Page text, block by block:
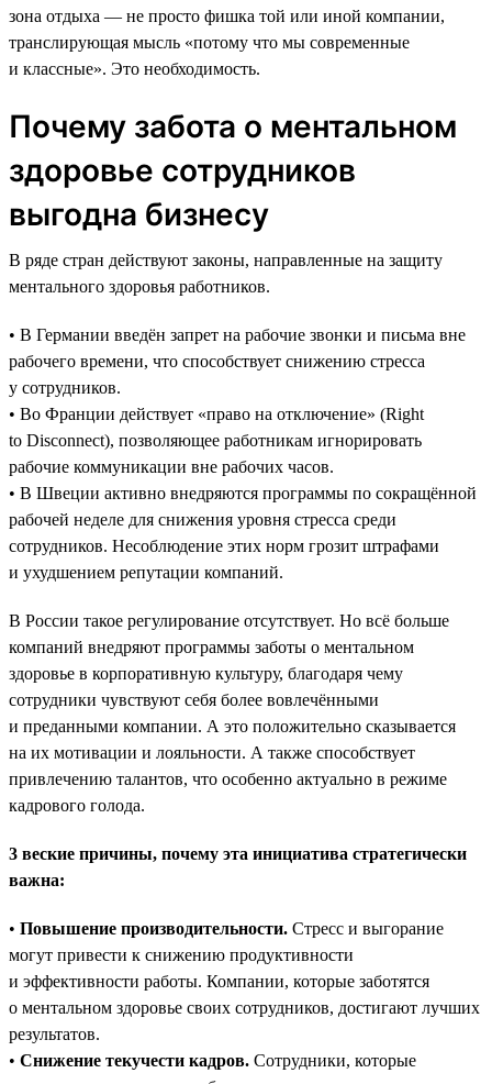
зона отдыха — не просто фишка той или иной компании,
транслирующая мысль «потому что мы современные
и классные». Это необходимость.
Почему забота о ментальном
здоровье сотрудников
выгодна бизнесу
В ряде стран действуют законы, направленные на защиту
ментального здоровья работников.
• В Германии введён запрет на рабочие звонки и письма вне
рабочего времени, что способствует снижению стресса
у сотрудников.
• Во Франции действует «право на отключение» (Right
to Disconnect), позволяющее работникам игнорировать
рабочие коммуникации вне рабочих часов.
• В Швеции активно внедряются программы по сокращённой
рабочей неделе для снижения уровня стресса среди
сотрудников. Несоблюдение этих норм грозит штрафами
и ухудшением репутации компаний.
В России такое регулирование отсутствует. Но всё больше
компаний внедряют программы заботы о ментальном
здоровье в корпоративную культуру, благодаря чему
сотрудники чувствуют себя более вовлечёнными
и преданными компании. А это положительно сказывается
на их мотивации и лояльности. А также способствует
привлечению талантов, что особенно актуально в режиме
кадрового голода.
3 веские причины, почему эта инициатива стратегически
важна:
• Повышение производительности. Стресс и выгорание
могут привести к снижению продуктивности
и эффективности работы. Компании, которые заботятся
о ментальном здоровье своих сотрудников, достигают лучших
результатов.
• Снижение текучести кадров. Сотрудники, которые